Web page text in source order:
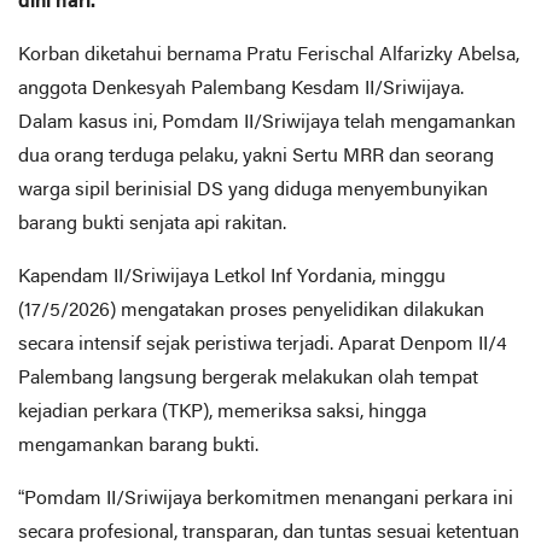
Korban diketahui bernama Pratu Ferischal Alfarizky Abelsa,
anggota Denkesyah Palembang Kesdam II/Sriwijaya.
Dalam kasus ini, Pomdam II/Sriwijaya telah mengamankan
dua orang terduga pelaku, yakni Sertu MRR dan seorang
warga sipil berinisial DS yang diduga menyembunyikan
barang bukti senjata api rakitan.
Kapendam II/Sriwijaya Letkol Inf Yordania, minggu
(17/5/2026) mengatakan proses penyelidikan dilakukan
secara intensif sejak peristiwa terjadi. Aparat Denpom II/4
Palembang langsung bergerak melakukan olah tempat
kejadian perkara (TKP), memeriksa saksi, hingga
mengamankan barang bukti.
“Pomdam II/Sriwijaya berkomitmen menangani perkara ini
secara profesional, transparan, dan tuntas sesuai ketentuan